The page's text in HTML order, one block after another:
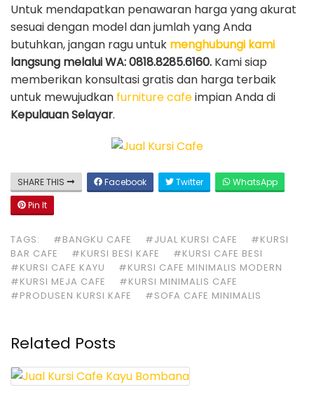
Untuk mendapatkan penawaran harga yang akurat
sesuai dengan model dan jumlah yang Anda
butuhkan, jangan ragu untuk menghubungi kami
langsung melalui WA: 0818.8285.6160. Kami siap
memberikan konsultasi gratis dan harga terbaik
untuk mewujudkan furniture cafeimpian Anda di
Kepulauan Selayar.
SHARE THIS Facebook Twitter
WhatsApp
Pin It
TAGS: #BANGKU CAFE #JUAL KURSI CAFE
#KURSI
BAR CAFE
#KURSI BESI KAFE
#KURSI CAFE BESI
#KURSI CAFE KAYU
#KURSI CAFE MINIMALIS MODERN
#KURSI MEJA CAFE
#KURSI MINIMALIS CAFE
#PRODUSEN KURSI KAFE
#SOFA CAFE MINIMALIS
Related Posts